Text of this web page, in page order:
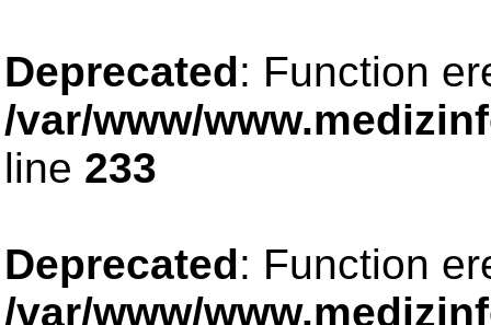
Deprecated: Function
/var/www/
line 233
Deprecated: Function
/var/www/